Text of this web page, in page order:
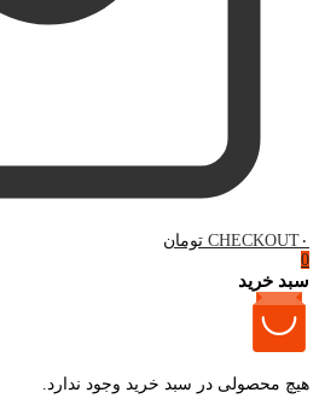
CHECKOUT
0
سبد خرید
هیچ محصولی در سبد خرید وجود ندارد.